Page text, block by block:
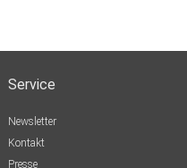
Service
Newsletter
Kontakt
Presse